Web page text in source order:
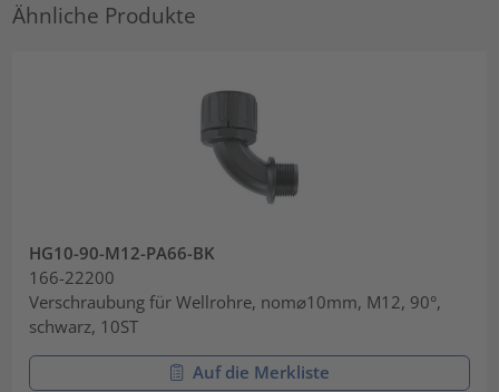
Ähnliche Produkte
HG10-90-M12-PA66-BK
166-22200
Verschraubung für Wellrohre, nom⌀10mm, M12, 90°,
schwarz, 10ST
Auf die Merkliste